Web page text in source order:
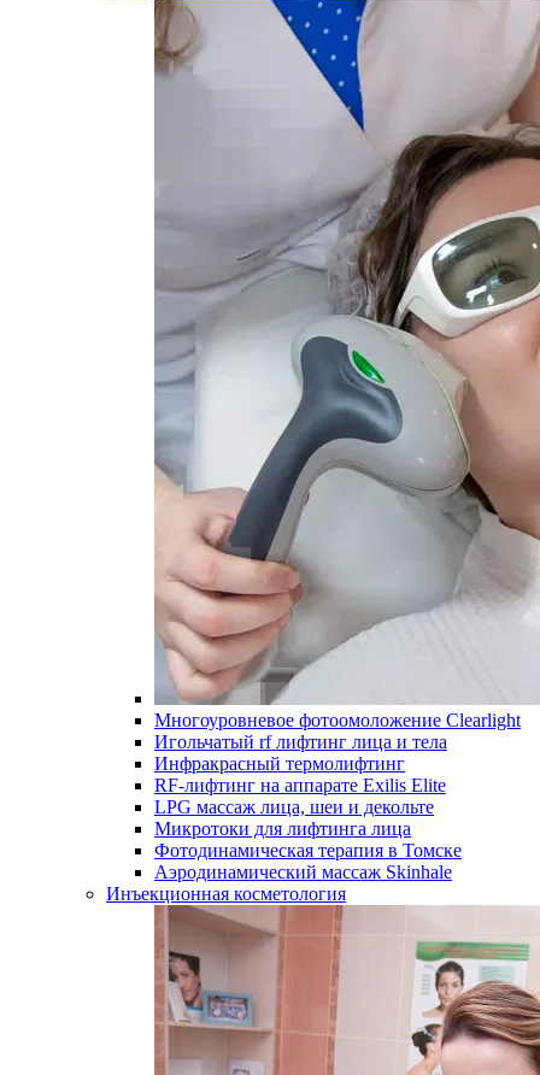
Многоуровневое фотоомоложение Clearlight
Игольчатый rf лифтинг лица и тела
Инфракрасный термолифтинг
RF-лифтинг на аппарате Exilis Elite
LPG массаж лица, шеи и декольте
Микротоки для лифтинга лица
Фотодинамическая терапия в Томске
Аэродинамический массаж Skinhale
Инъекционная косметология